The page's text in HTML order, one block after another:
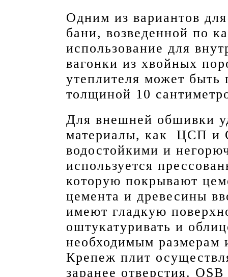
Одним из вариантов
бани, возведенной по
использование для
вагонки из хвойных
утеплителя может быть
толщиной 10
Для внешней обшивки
материалы, как ЦСП и
водостойкими и
используется
которую покрывают
цемента и древесины
имеют гладкую
оштукатуривать и
необходимым размерам
Крепеж плит
заранее отверстия.